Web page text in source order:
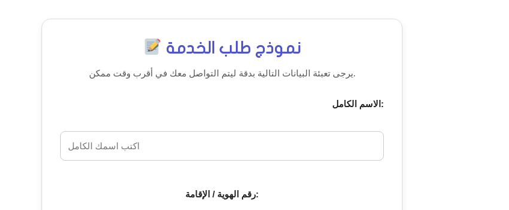
نموذج طلب الخدمة
يرجى تعبئة البيانات التالية بدقة ليتم التواصل معك في أقرب وقت ممكن.
الاسم الكامل:
رقم الهوية / الإقامة: